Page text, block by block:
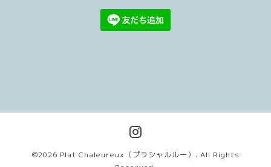
©2026 Plat Chaleureux（プラシャルルー） . All Rights